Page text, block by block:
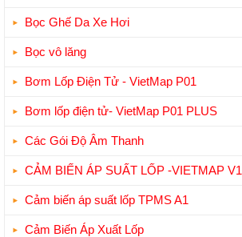
Bọc Ghế Da Xe Hơi
Bọc vô lăng
Bơm Lốp Điện Tử - VietMap P01
Bơm lốp điện tử- VietMap P01 PLUS
Các Gói Độ Âm Thanh
CẢM BIẾN ÁP SUẤT LỐP -VIETMAP V1
Cảm biến áp suất lốp TPMS A1
Cảm Biến Áp Xuất Lốp